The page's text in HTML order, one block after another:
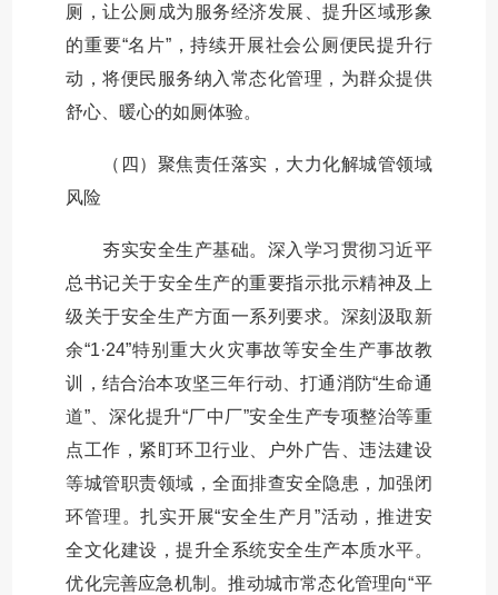
厕，让公厕成为服务经济发展、提升区域形象
的重要“名片”，持续开展社会公厕便民提升行
动，将便民服务纳入常态化管理，为群众提供
舒心、暖心的如厕体验。
（四）聚焦责任落实，大力化解城管领域
风险
夯实安全生产基础。深入学习贯彻习近平
总书记关于安全生产的重要指示批示精神及上
级关于安全生产方面一系列要求。深刻汲取新
余“1·24”特别重大火灾事故等安全生产事故教
训，结合治本攻坚三年行动、打通消防“生命通
道”、深化提升“厂中厂”安全生产专项整治等重
点工作，紧盯环卫行业、户外广告、违法建设
等城管职责领域，全面排查安全隐患，加强闭
环管理。扎实开展“安全生产月”活动，推进安
全文化建设，提升全系统安全生产本质水平。
优化完善应急机制。推动城市常态化管理向“平